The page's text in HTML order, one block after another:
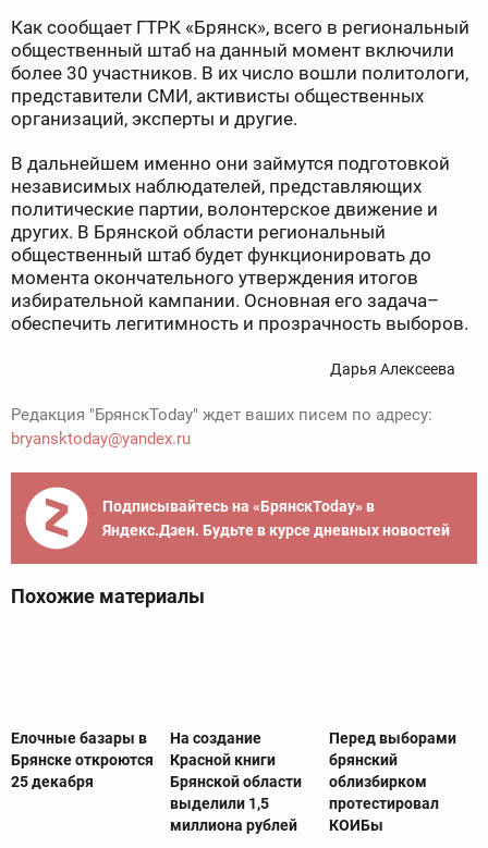
Как сообщает ГТРК «Брянск», всего в региональный
общественный штаб на данный момент включили
более 30 участников. В их число вошли политологи,
представители СМИ, активисты общественных
организаций, эксперты и другие.
В дальнейшем именно они займутся подготовкой
независимых наблюдателей, представляющих
политические партии, волонтерское движение и
других. В Брянской области региональный
общественный штаб будет функционировать до
момента окончательного утверждения итогов
избирательной кампании. Основная его задача–
обеспечить легитимность и прозрачность выборов.
Дарья Алексеева
Редакция "БрянскToday" ждет ваших писем по адресу:
bryansktoday@yandex.ru
Подписывайтесь на «БрянскToday» в
Яндекс.Дзен. Будьте в курсе дневных новостей
Похожие материалы
Елочные базары в
Брянске откроются
25 декабря
На создание
Красной книги
Брянской области
выделили 1,5
миллиона рублей
Перед выборами
брянский
облизбирком
протестировал
КОИБы